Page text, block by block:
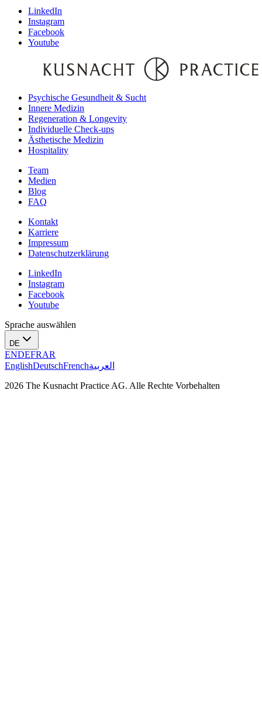
LinkedIn
Instagram
Facebook
Youtube
Psychische Gesundheit & Sucht
Innere Medizin
Regeneration & Longevity
Individuelle Check-ups
Ästhetische Medizin
Hospitality
Team
Medien
Blog
FAQ
Kontakt
Karriere
Impressum
Datenschutzerklärung
LinkedIn
Instagram
Facebook
Youtube
Sprache auswählen
DE
ENDEFRAR
EnglishDeutschFrenchالعربية
2026 The Kusnacht Practice AG. Alle Rechte Vorbehalten